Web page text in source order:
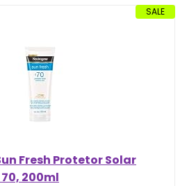
SALE
Fresh Protetor Solar
200ml